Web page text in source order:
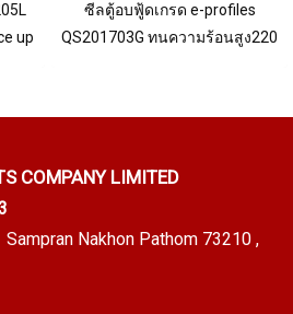
up
the
ซีลตู้อบฟู้ดเกรด e-profiles
QS201703G ทนความร้อนสูง220
8253 9956 LINE @ptiglobal
COMPANY LIMITED
Nakhon Pathom 73210 ,